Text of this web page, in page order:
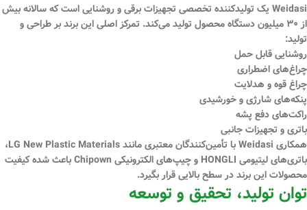
Weidasi یک تولیدکننده تخصصی تجهیزات برقی و روشنایی است که سالانه بیش
از ۳۰ میلیون دستگاه
محصول تولید می‌کند. تمرکز اصلی این برند بر طراحی و
تولید:
روشنایی قابل حمل
چراغ‌های اضطراری
چراغ قوه و هدلایت
پنکه‌های شارژی و خورشیدی
راکت‌های دفع پشه
باتری و تجهیزات جانبی
همکاری Weidasi با تأمین‌کنندگان معتبری مانند
LG New Plastic Materials،
باتری‌های لیتیومی HONGLI و چیپ‌های الکترونیکی Chipown
باعث شده کیفیت
محصولات این برند در سطح بالایی قرار بگیرد.
توان تولید، تحقیق و توسعه